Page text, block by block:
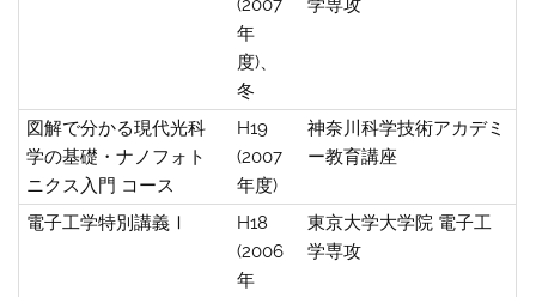
(2007
年
度)、
冬
学専攻
図解で分かる現代光科
学の基礎・ナノフォト
ニクス入門 コース
H19
(2007
年度)
神奈川科学技術アカデミ
ー教育講座
電子工学特別講義Ⅰ
H18
(2006
年
東京大学大学院 電子工
学専攻